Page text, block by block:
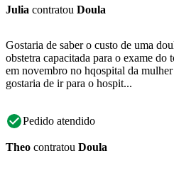
Julia contratou Doula
Gostaria de saber o custo de uma
obstetra capacitada para o exame do
em novembro no hqospital da mulher
gostaria de ir para o hospit...
Pedido atendido
Theo contratou Doula